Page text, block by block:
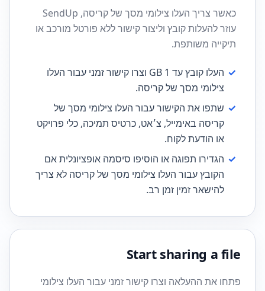
כאשר צריך העלו צילומי מסך של קריסה, SendUp
עוזר להעלות קובץ וליצור קישור ללא פורטל מורכב או
תיקייה משותפת.
✓
העלו קובץ עד 1 GB וצרו קישור זמני עבור העלו
צילומי מסך של קריסה.
✓ שתפו את הקישור עבור העלו צילומי מסך של
קריסה באימייל, צ׳אט, כרטיס תמיכה, כלי פרויקט
או הודעת לקוח.
✓ הגדירו תפוגה או הוסיפו סיסמה אופציונלית אם
הקובץ עבור העלו צילומי מסך של קריסה לא צריך
להישאר זמין זמן רב.
Start sharing a file
פתחו את ההעלאה וצרו קישור זמני עבור העלו צילומי